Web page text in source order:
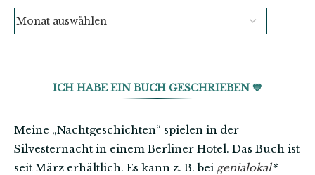
ICH HABE EIN BUCH GESCHRIEBEN 💙
Meine „Nachtgeschichten“ spielen in der
Silvesternacht in einem Berliner Hotel. Das Buch ist
seit März erhältlich. Es kann z. B. bei genialokal*